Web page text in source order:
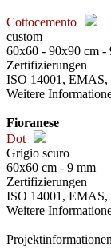
Cottocemento
custom
60x60 - 90x90 cm -
Zertifizierungen
ISO 14001, EMAS,
Weitere
Fioranese
Dot
Grigio scuro
60x60 cm - 9 mm
Zertifizierungen
ISO 14001,
Weitere